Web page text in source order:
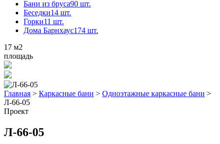
Бани из бруса90 шт.
Беседки14 шт.
Горки11 шт.
Дома Барнхаус174 шт.
17 м2
площадь
Главная > Каркасные бани > Одноэтажные каркасные бани >
Л-66-05
Проект
Л-66-05